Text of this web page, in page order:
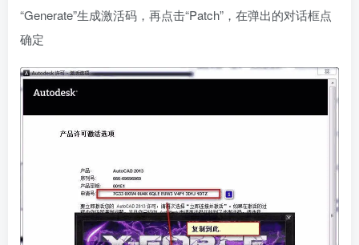
“Generate”生成激活码，再点击“Patch”，在弹出的对话框点
确定